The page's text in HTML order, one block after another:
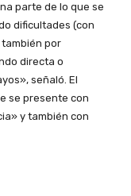
parte de lo que se
dificultades (con
por
directa o
señaló. El
se presente con
y también con